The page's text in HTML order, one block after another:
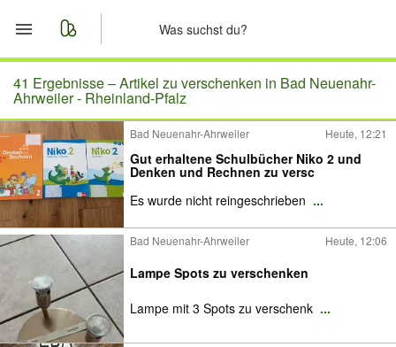
Start
Merkliste
Nachrichten
Anzeige aufgeben
41 Ergebnisse –Artikel zu verschenken in Bad Neuenahr-
Ahrweiler - Rheinland-Pfalz
Bad Neuenahr-Ahrweiler Heute, 12:21
Gut erhaltene Schulbücher Niko 2 und
Denken und Rechnen zu versc
Es wurde nicht reingeschrieben ...
Bad Neuenahr-Ahrweiler Heute, 12:06
Lampe Spots zu verschenken
Lampe mit 3 Spots zu verschenk ...